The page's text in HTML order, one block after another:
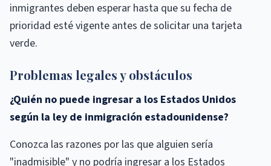
inmigrantes deben esperar hasta que su fecha de
prioridad esté vigente antes de solicitar una tarjeta
verde.
Problemas legales y obstáculos
¿Quién no puede ingresar a los Estados Unidos
según la ley de inmigración estadounidense?
Conozca las razones por las que alguien sería
"inadmisible" y no podría ingresar a los Estados